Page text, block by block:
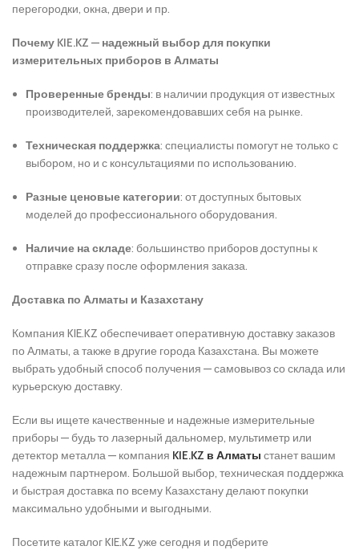
перегородки, окна, двери и пр.
Почему KIE.KZ — надежный выбор для покупки
измерительных приборов в Алматы
Проверенные бренды: в наличии продукция от известных
производителей, зарекомендовавших себя на рынке.
Техническая поддержка: специалисты помогут не только с
выбором, но и с консультациями по использованию.
Разные ценовые категории: от доступных бытовых
моделей до профессионального оборудования.
Наличие на складе: большинство приборов доступны к
отправке сразу после оформления заказа.
Доставка по Алматы и Казахстану
Компания KIE.KZ обеспечивает оперативную доставку заказов
по Алматы, а также в другие города Казахстана. Вы можете
выбрать удобный способ получения — самовывоз со склада или
курьерскую доставку.
Если вы ищете качественные и надежные измерительные
приборы — будь то лазерный дальномер, мультиметр или
детектор металла — компания KIE.KZ в Алматы станет вашим
надежным партнером. Большой выбор, техническая поддержка
и быстрая доставка по всему Казахстану делают покупки
максимально удобными и выгодными.
Посетите каталог KIE.KZ уже сегодня и подберите